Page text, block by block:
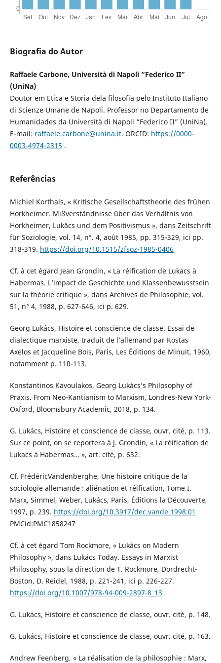
Biografia do Autor
Raffaele Carbone, Università di Napoli “Federico II”
(UniNa)
Doutor em Etica e Storia dela filosofia pelo Instituto Italiano
di Scienze Umane de Napoli. Professor no Departamento de
Humanidades da Università di Napoli “Federico II” (UniNa).
E-mail: raffaele.carbone@unina.it. ORCID: https://0000-
0003-4974-2315 .
Referências
Michiel Korthals, « Kritische Gesellschaftstheorie des frühen
Horkheimer. Mißverständnisse über das Verhältnis von
Horkheimer, Lukäcs und dem Positivismus », dans Zeitschrift
für Soziologie, vol. 14, n°. 4, août 1985, pp. 315-329, ici pp.
318-319. https://doi.org/10.1515/zfsoz-1985-0406
Cf. à cet égard Jean Grondin, « La réification de Lukacs à
Habermas. L’impact de Geschichte und Klassenbewusstsein
sur la théorie critique », dans Archives de Philosophie, vol.
51, n° 4, 1988, p. 627-646, ici p. 629.
Georg Lukács, Histoire et conscience de classe. Essai de
dialectique marxiste, traduit de l’allemand par Kostas
Axelos et Jacqueline Bois, Paris, Les Éditions de Minuit, 1960,
notamment p. 110-113.
Konstantinos Kavoulakos, Georg Lukács’s Philosophy of
Praxis. From Neo-Kantianism to Marxism, Londres-New York-
Oxford, Bloomsbury Academic, 2018, p. 134.
G. Lukács, Histoire et conscience de classe, ouvr. cité, p. 113.
Sur ce point, on se reportera à J. Grondin, « La réification de
Lukacs à Habermas… », art. cité, p. 632.
Cf. FrédéricVandenberghe, Une histoire critique de la
sociologie allemande : aliénation et réification, Tome I.
Marx, Simmel, Weber, Lukács, Paris, Éditions la Découverte,
1997, p. 239. https://doi.org/10.3917/dec.vande.1998.01
PMCid:PMC1858247
Cf. à cet égard Tom Rockmore, « Lukács on Modern
Philosophy », dans Lukács Today. Essays in Marxist
Philosophy, sous la direction de T. Rockmore, Dordrecht-
Boston, D. Reidel, 1988, p. 221-241, ici p. 226-227.
https://doi.org/10.1007/978-94-009-2897-8_13
G. Lukács, Histoire et conscience de classe, ouvr. cité, p. 148.
G. Lukács, Histoire et conscience de classe, ouvr. cité, p. 163.
Andrew Feenberg, « La réalisation de la philosophie : Marx,